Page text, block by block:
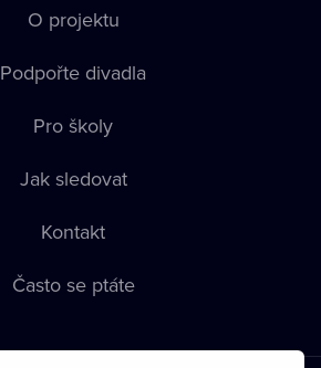
O projektu
Podpořte divadla
Pro školy
Jak sledovat
Kontakt
Často se ptáte